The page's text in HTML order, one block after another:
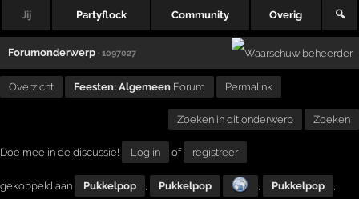
Jij Partyflock Community Overig 🔍
Forumonderwerp · 1097027
Overzicht Feesten: Algemeen Forum Permalink
Zoeken in dit onderwerp Zoeken
Doe mee in de discussie! Log in of registreer
gekoppeld aan Pukkelpop Pukkelpop Pukkelpop